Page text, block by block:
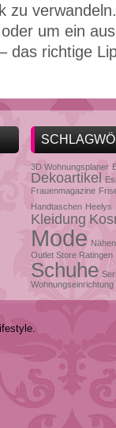
zu
oder um ein
das richtige
3D Wohnungsplaner
Dekoartikel
Frauenmagazine
Handtaschen Heelys
Kleidung
Mode Nähen
Outlet Store Ratingen
Schuhe
Wohnungseinrichtung